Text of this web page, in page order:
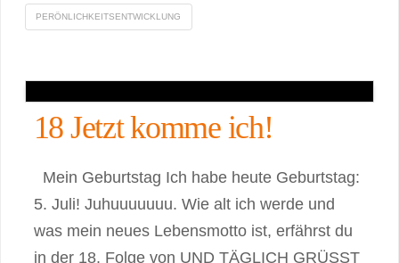
PERÖNLICHKEITSENTWICKLUNG
18 Jetzt komme ich!
Mein Geburtstag Ich habe heute Geburtstag:
5. Juli! Juhuuuuuuu. Wie alt ich werde und
was mein neues Lebensmotto ist, erfährst du
in der 18. Folge von UND TÄGLICH GRÜSST